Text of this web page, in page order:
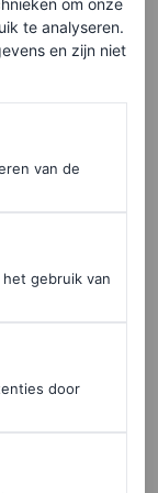
je inbox?
24
degenen
van
die de
veel minder
om onze
te analyseren.
en zijn niet
van de
gebruik van
door